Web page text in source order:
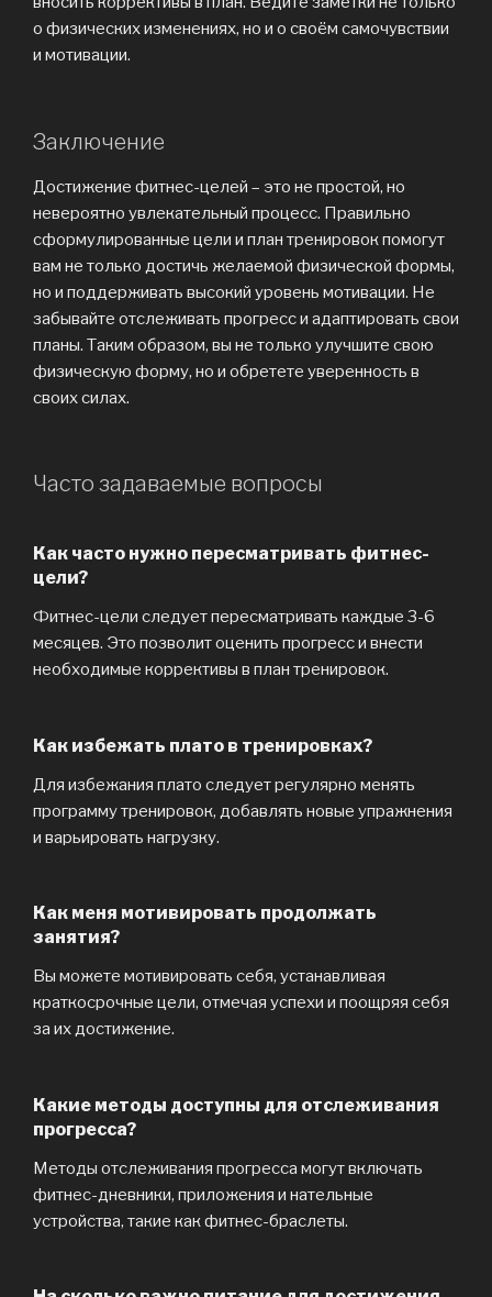
о физических изменениях, но и о своём самочувствии
и мотивации.
Заключение
Достижение фитнес-целей – это не простой, но
невероятно увлекательный процесс. Правильно
сформулированные цели и план тренировок помогут
вам не только достичь желаемой физической формы,
но и поддерживать высокий уровень мотивации. Не
забывайте отслеживать прогресс и адаптировать свои
планы. Таким образом, вы не только улучшите свою
физическую форму, но и обретете уверенность в
своих силах.
Часто задаваемые вопросы
Как часто нужно пересматривать фитнес-
цели?
Фитнес-цели следует пересматривать каждые 3-6
месяцев. Это позволит оценить прогресс и внести
необходимые коррективы в план тренировок.
Как избежать плато в тренировках?
Для избежания плато следует регулярно менять
программу тренировок, добавлять новые упражнения
и варьировать нагрузку.
Как меня мотивировать продолжать
занятия?
Вы можете мотивировать себя, устанавливая
краткосрочные цели, отмечая успехи и поощряя себя
за их достижение.
Какие методы доступны для отслеживания
прогресса?
Методы отслеживания прогресса могут включать
фитнес-дневники, приложения и нательные
устройства, такие как фитнес-браслеты.